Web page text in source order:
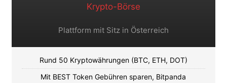
Krypto-Börse
Plattform mit Sitz in Österreich
Rund 50 Kryptowährungen (BTC, ETH, DOT)
Mit BEST Token Gebühren sparen, Bitpanda